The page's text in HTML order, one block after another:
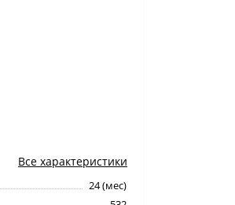
Все характеристики
24 (мес)